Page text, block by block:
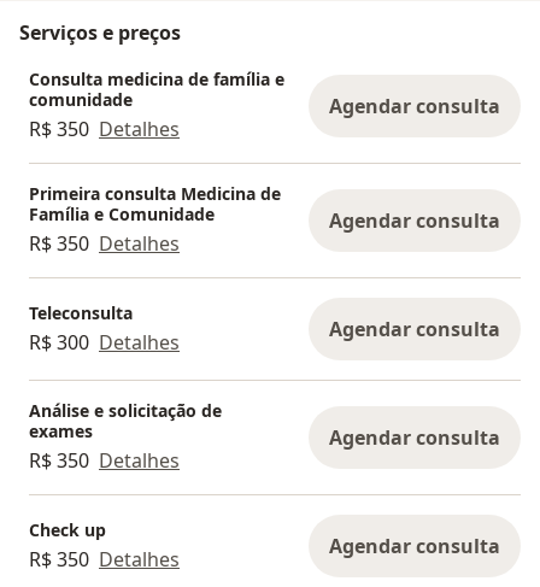
Serviços e preços
Consulta medicina de família e
comunidade
R$ 350 Detalhes
Agendar consulta
Primeira consulta Medicina de
Família e Comunidade
R$ 350 Detalhes
Agendar consulta
Teleconsulta
R$ 300 Detalhes Agendar consulta
Análise e solicitação de
exames
R$ 350 Detalhes
Agendar consulta
Check up
R$ 350 Detalhes Agendar consulta